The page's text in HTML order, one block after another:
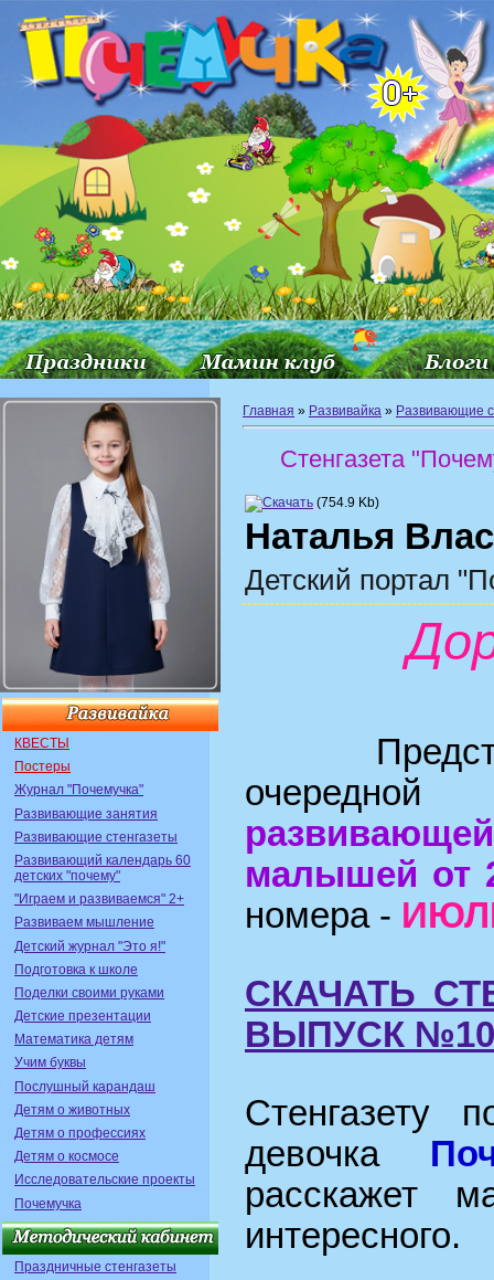
КВЕСТЫ
Постеры
Журнал "Почемучка"
Развивающие занятия
Развивающие стенгазеты
Развивающий календарь 60
детских "почему"
"Играем и развиваемся" 2+
Развиваем мышление
Детский журнал "Это я!"
Подготовка к школе
Поделки своими руками
Детские презентации
Математика детям
Учим буквы
Послушный карандаш
Детям о животных
Детям о профессиях
Детям о космосе
Исследовательские проекты
Почемучка
Праздничные стенгазеты
Главная » Развивайка » Развивающие
Стенгазета
(754.9 Kb)
Наталья
Детский портал
малышей от
номера -
СКАЧАТЬ
ВЫПУСК
Стенгазету
девочка
расскажет
интересного.